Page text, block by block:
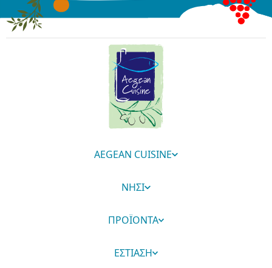
AEGEAN CUISINE
ΝΗΣΙ
ΠΡΟΪΟΝΤΑ
ΕΣΤΙΑΣΗ